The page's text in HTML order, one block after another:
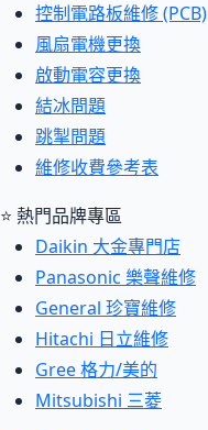
控制電路板維修 (PCB)
風扇電機更換
啟動電容更換
結冰問題
跳掣問題
維修收費參考表
⭐ 熱門品牌專區
Daikin 大金專門店
Panasonic 樂聲維修
General 珍寶維修
Hitachi 日立維修
Gree 格力/美的
Mitsubishi 三菱